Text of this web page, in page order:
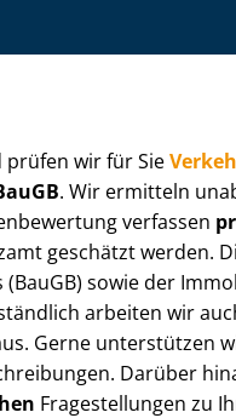
prüfen wir für Sie
. Wir ermitteln
verfassen
geschätzt werden.
(BauGB) sowie der
arbeiten wir
Gerne unterstützen
Darüber
Fragestellungen zu